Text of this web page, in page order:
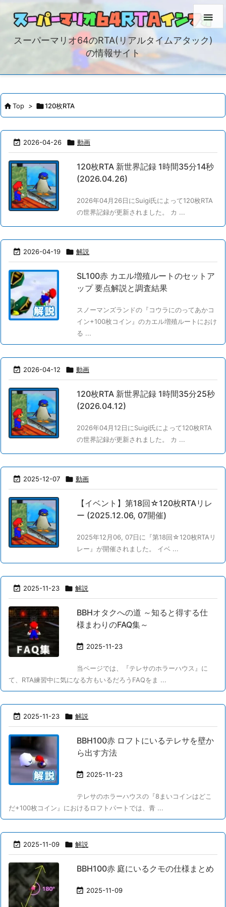
スーパーマリオ64のRTA(リアルタイムアタック)
の情報サイト

Top > 120枚RTA
 2026-04-26  動画
120枚RTA 新世界記録 1時間35分14秒
(2026.04.26)
2026年04月26日にSuigi氏によって120枚RTA
の世界記録が更新されました。 カ ...
 2026-04-19  解説
SL100赤 カエル増殖ルートのセットア
ップ 要点解説と調査結果
スノーマンズランドの『コウラにのってあかコ
イン+100枚コイン』のカエル増殖ルートにおけ
る ...
 2026-04-12  動画
120枚RTA 新世界記録 1時間35分25秒
(2026.04.12)
2026年04月12日にSuigi氏によって120枚RTA
の世界記録が更新されました。 カ ...
 2025-12-07  動画
【イベント】第18回☆120枚RTAリレ
ー (2025.12.06, 07開催)
2025年12月06, 07日に『第18回☆120枚RTAリ
レー』が開催されました。 イベ ...
 2025-11-23  解説
BBHオタクへの道 ～知ると得する仕
様まわりのFAQ集～
 2025-11-23
当ページでは、『テレサのホラーハウス』に
て、RTA練習中に気になる方もいるだろうFAQをま ...
 2025-11-23  解説
BBH100赤 ロフトにいるテレサを壁か
ら出す方法
 2025-11-23
テレサのホラーハウスの『8まいコインはどこ
だ+100枚コイン』におけるロフトパートでは、青 ...
 2025-11-09  解説
BBH100赤 庭にいるクモの仕様まとめ
 2025-11-09